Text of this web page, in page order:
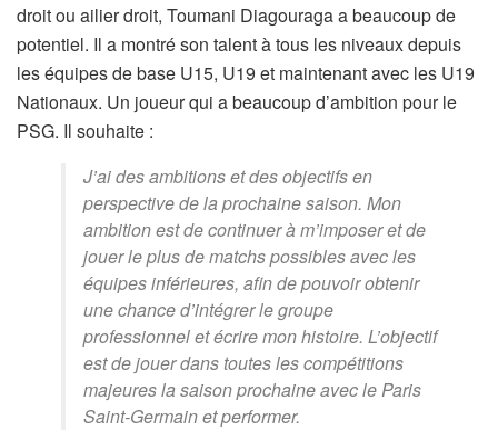
droit ou ailier droit, Toumani Diagouraga a beaucoup de
potentiel. Il a montré son talent à tous les niveaux depuis
les équipes de base U15, U19 et maintenant avec les U19
Nationaux. Un joueur qui a beaucoup d’ambition pour le
PSG. Il souhaite :
J’ai des ambitions et des objectifs en
perspective de la prochaine saison. Mon
ambition est de continuer à m’imposer et de
jouer le plus de matchs possibles avec les
équipes inférieures, afin de pouvoir obtenir
une chance d’intégrer le groupe
professionnel et écrire mon histoire. L’objectif
est de jouer dans toutes les compétitions
majeures la saison prochaine avec le Paris
Saint-Germain et performer.